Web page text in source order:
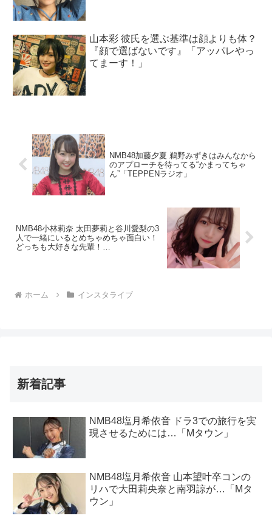
山本彩 彼氏を選ぶ基準は顔よりも体？
『顔で選ばないです』「アッパレやっ
てまーす！」
NMB48加藤夕夏 鵜野みずきはみんなから
のアプローチを待ってる“かまってちゃ
ん”「TEPPENラジオ」
NMB48小林莉奈 太田夢莉と谷川愛梨の3
人で一緒にいるとめちゃめちゃ面白い！
どっちも大好きな先輩！
ホーム インスタライブ
新着記事
NMB48塩月希依音 ドラ3での旅行を実
現させるためには…「Mタウン」
NMB48塩月希依音 山本望叶卒コンの
リハで大田莉央奈と南羽諒が…「Mタ
ウン」